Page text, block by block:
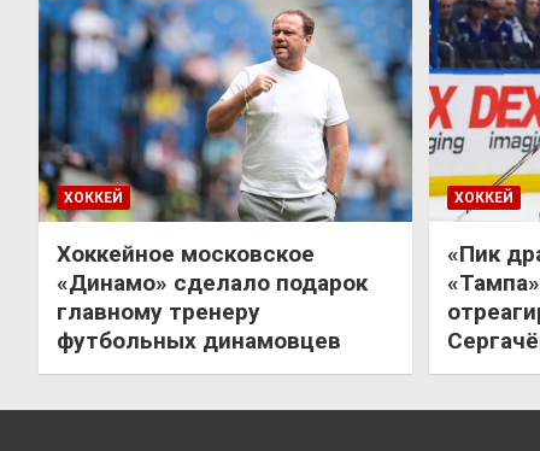
ХОККЕЙ
Хоккейное московское
«Динамо» сделало подарок
главному тренеру
футбольных динамовцев
ХОККЕЙ
«Пик